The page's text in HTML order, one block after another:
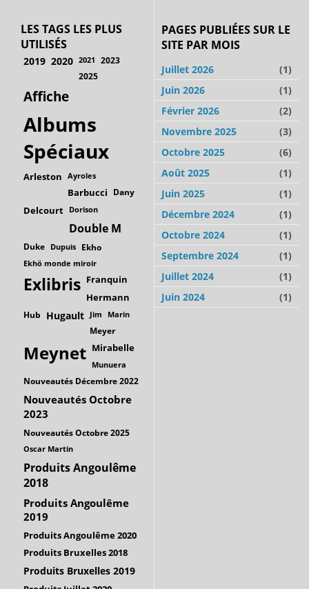
LES TAGS LES PLUS
UTILISÉS
2019 2020 2021 2023
2025
Affiche
Albums
Spéciaux
Arleston Ayroles
Barbucci Dany
Delcourt Dorison
Double M
Duke Dupuis Ekho
Ekhö monde miroir
Exlibris Franquin
Hermann
Hub Hugault Jim Marin
Meyer
Meynet Mirabelle
Munuera
Nouveautés Décembre 2022
Nouveautés Octobre
2023
Nouveautés Octobre 2025
Oscar Martin
Produits Angoulême
2018
Produits Angoulême
2019
Produits Angoulême 2020
Produits Bruxelles 2018
Produits Bruxelles 2019
PAGES PUBLIÉES SUR LE
SITE PAR MOIS
Juillet 2026
(1)
Juin 2026
(1)
Février 2026
(2)
Novembre 2025
(3)
Octobre 2025
(6)
Août 2025
(1)
Juin 2025
(1)
Décembre 2024
(1)
Octobre 2024
(1)
Septembre 2024
(1)
Juillet 2024
(1)
Juin 2024
(1)